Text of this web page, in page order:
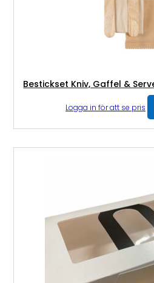
Bestickset Kniv, Gaffel &
Logga in för att se pris